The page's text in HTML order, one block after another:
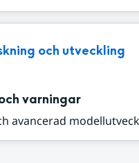
och utveckling
varningar
avancerad